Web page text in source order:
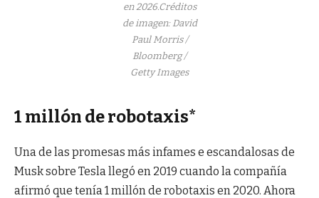
en 2026.Créditos
de imagen: David
Paul Morris /
Bloomberg /
Getty Images
1 millón de robotaxis*
Una de las promesas más infames e escandalosas de
Musk sobre Tesla llegó en 2019 cuando la compañía
afirmó que tenía 1 millón de robotaxis en 2020. Ahora